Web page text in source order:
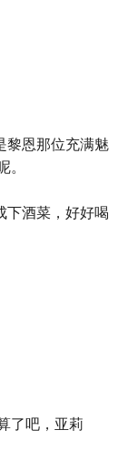
黎恩那位充满魅
下酒菜，好好喝
了吧，亚莉